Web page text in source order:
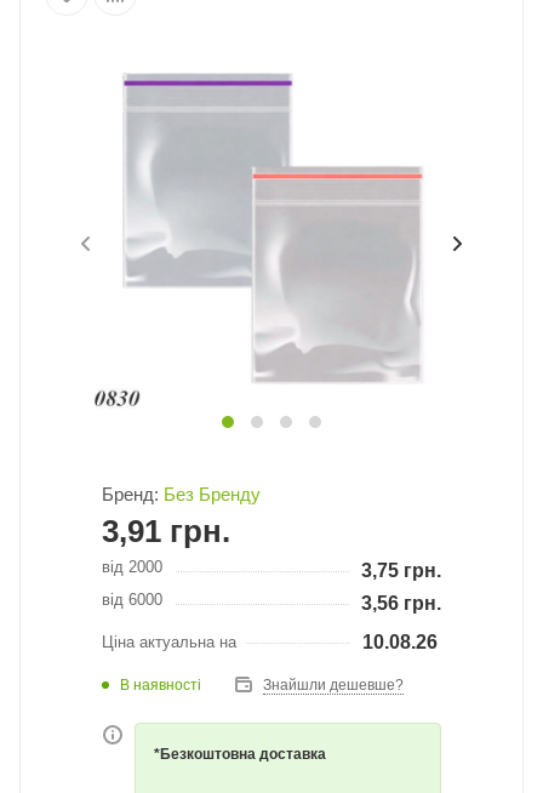
Бренд: Без Бренду
3,91 грн.
від 2000 3,75 грн.
від 6000 3,56 грн.
Ціна актуальна на 10.08.26
В наявності Знайшли дешевше?
*Безкоштовна доставка